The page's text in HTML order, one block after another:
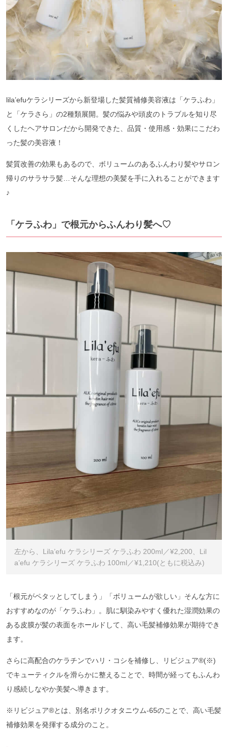
lila’efuケラシリーズから新登場した髪質補修美容液は「ケラふわ」
と「ケラさら」の2種類展開。髪の悩みや頭皮のトラブルを知り尽
くしたヘアサロンだから開発できた、品質・使用感・効果にこだわ
った髪の美容液！
髪質改善の効果もあるので、ボリュームのあるふんわり髪やサロン
帰りのサラサラ髪…そんな理想の美髪を手に入れることができます
♪
「ケラふわ」で根元からふんわり髪へ♡
左から、Lila’efu ケラシリーズ ケラふわ 200ml／¥2,200、Lil
a’efu ケラシリーズ ケラふわ 100ml／¥1,210(ともに税込み)
「根元がペタッとしてしまう」「ボリュームが欲しい」そんな方に
おすすめなのが「ケラふわ」。肌に馴染みやすく優れた湿潤効果の
ある皮膜が髪の表面をホールドして、高い毛髪補修効果が期待でき
ます。
さらに高配合のケラチンでハリ・コシを補修し、リビジュア®︎(※)
でキューティクルを滑らかに整えることで、時間が経ってもふんわ
り感続しなやか美髪へ導きます。
※リビジュア®︎とは、別名ポリクオタニウム-65のことで、高い毛髪
補修効果を発揮する成分のこと。